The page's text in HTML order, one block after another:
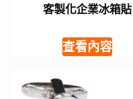
客製化企業冰箱貼
查看內容